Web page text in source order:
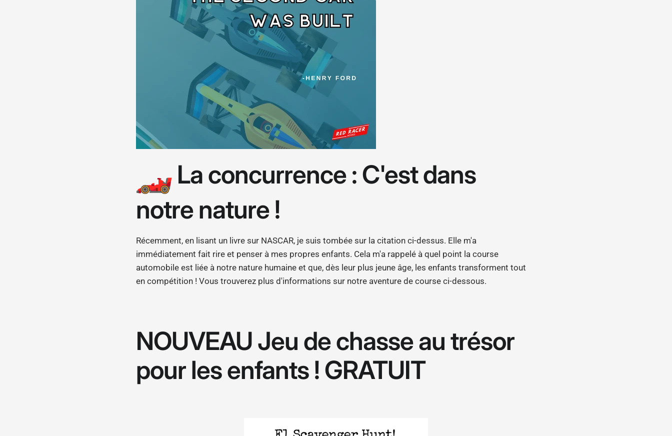
La concurrence : C'est dans
notre nature !
Récemment, en lisant un livre sur NASCAR, je suis tombée sur la citation ci-dessus. Elle m'a
immédiatement fait rire et penser à mes propres enfants. Cela m'a rappelé à quel point la course
automobile est liée à notre nature humaine et que, dès leur plus jeune âge, les enfants transforment tout
en compétition ! Vous trouverez plus d'informations sur notre aventure de course ci-dessous.
NOUVEAU Jeu de chasse au trésor
pour les enfants ! GRATUIT